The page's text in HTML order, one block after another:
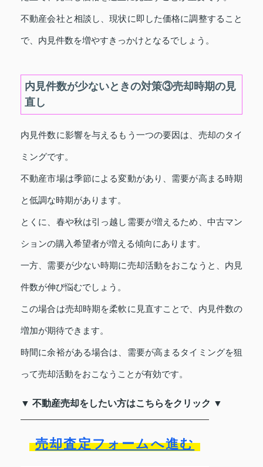
不動産会社と相談し、現状に即した価格に調整すること
で、内見件数を増やすきっかけとなるでしょう。
内見件数が少ないときの対策③売却時期の見
直し
内見件数に影響を与えるもう一つの要因は、売却のタイ
ミングです。
不動産市場は季節による変動があり、需要が高まる時期
と低調な時期があります。
とくに、春や秋は引っ越し需要が増えるため、中古マン
ションの購入希望者が増える傾向にあります。
一方、需要が少ない時期に売却活動をおこなうと、内見
件数が伸び悩むでしょう。
この場合は売却時期を柔軟に見直すことで、内見件数の
増加が期待できます。
時間に余裕がある場合は、需要が高まるタイミングを狙
って売却活動をおこなうことが有効です。
▼ 不動産売却をしたい方はこちらをクリック ▼
売却査定フォームへ進む